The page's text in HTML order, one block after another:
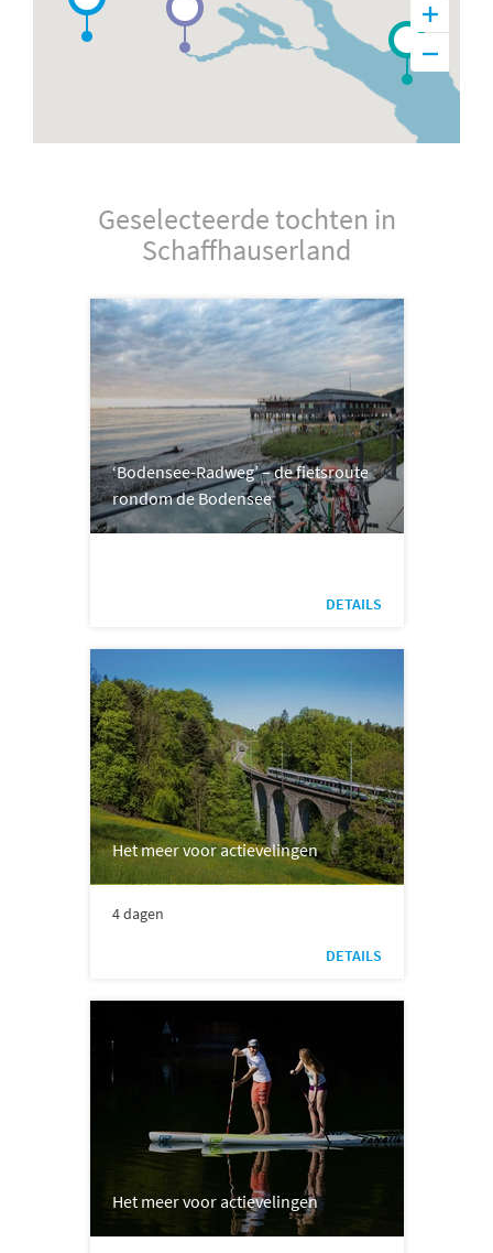
Geselecteerde tochten in
Schaffhauserland
‘Bodensee-Radweg’ – de fietsroute
rondom de Bodensee
DETAILS
Het meer voor actievelingen
4 dagen
DETAILS
Het meer voor actievelingen